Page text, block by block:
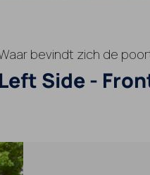
bevindt zich de
Left Side -